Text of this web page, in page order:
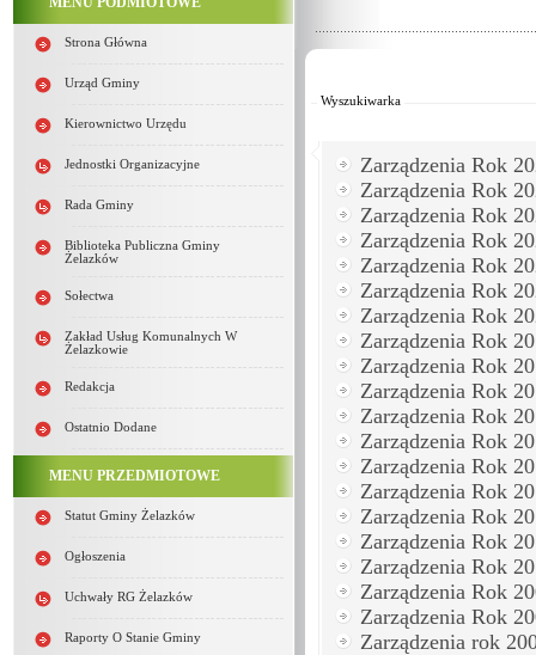
Strona Główna
Urząd Gminy
Kierownictwo Urzędu
Jednostki Organizacyjne
Rada Gminy
Biblioteka Publiczna Gminy
Żelazków
Sołectwa
Zakład Usług Komunalnych W
Żelazkowie
Redakcja
Ostatnio Dodane
MENU PRZEDMIOTOWE
Statut Gminy Żelazków
Ogłoszenia
Uchwały RG Żelazków
Raporty O Stanie Gminy
Wyszukiwarka
Zarządzenia Rok
Zarządzenia Rok
Zarządzenia Rok
Zarządzenia Rok
Zarządzenia Rok
Zarządzenia Rok
Zarządzenia Rok
Zarządzenia Rok
Zarządzenia Rok
Zarządzenia Rok
Zarządzenia Rok
Zarządzenia Rok
Zarządzenia Rok
Zarządzenia Rok
Zarządzenia Rok
Zarządzenia Rok
Zarządzenia Rok
Zarządzenia Rok
Zarządzenia Rok
Zarządzenia rok